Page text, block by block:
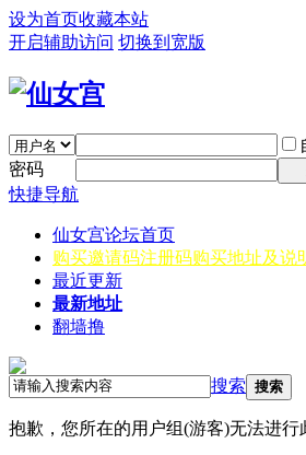
设为首页收藏本站
开启辅助访问 切换到宽版
密码
快捷导航
仙女宫论坛首页
购买邀请码注册码购买地址及说
最近更新
最新地址
翻墙撸
搜索 搜索
抱歉，您所在的用户组(游客)无法进行